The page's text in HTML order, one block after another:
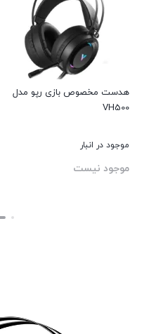
هدست مخصوص بازی رپو مدل
VH500
موجود در انبار
موجود نیست